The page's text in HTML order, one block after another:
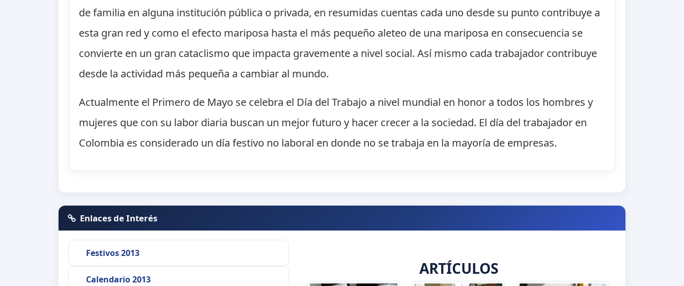
de familia en alguna institución pública o privada, en resumidas cuentas cada uno desde su punto contribuye a
esta gran red y como el efecto mariposa hasta el más pequeño aleteo de una mariposa en consecuencia se
convierte en un gran cataclismo que impacta gravemente a nivel social. Así mismo cada trabajador contribuye
desde la actividad más pequeña a cambiar al mundo.
Actualmente el Primero de Mayo se celebra el Día del Trabajo a nivel mundial en honor a todos los hombres y
mujeres que con su labor diaria buscan un mejor futuro y hacer crecer a la sociedad. El día del trabajador en
Colombia es considerado un día festivo no laboral en donde no se trabaja en la mayoría de empresas.
Enlaces de Interés
Festivos 2013
Calendario 2013
ARTÍCULOS